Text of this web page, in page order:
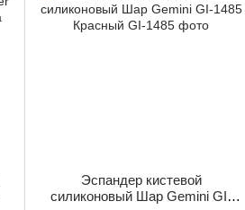
Эспандер кистевой
силиконовый Шар Gemini GI-